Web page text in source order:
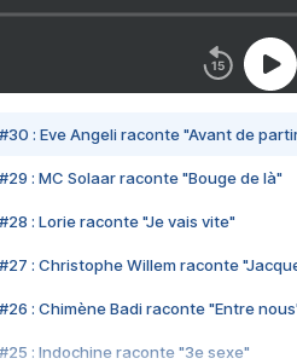
#30 : Eve Angeli raconte "Avant de
#29 : MC Solaar raconte "Bouge de là"
#28 : Lorie raconte "Je vais vite"
#27 : Christophe Willem raconte
#26 : Chimène Badi raconte "Entre
#25 : Indochine raconte "3e sexe"